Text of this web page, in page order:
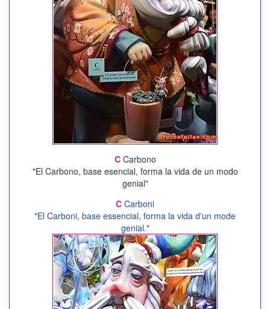
CCarbono
"El Carbono, base esencial, forma la vida de un modo
genial"
C Carboni
"El Carboni, base essencial, forma la vida d'un mode
genial."